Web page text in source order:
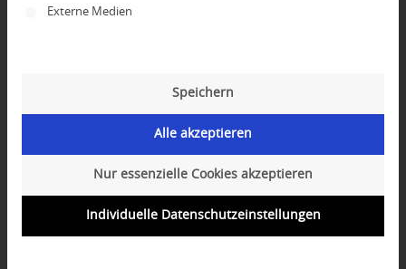
Externe Medien
Speichern
Alle akzeptieren
Nur essenzielle Cookies akzeptieren
Individuelle Datenschutzeinstellungen